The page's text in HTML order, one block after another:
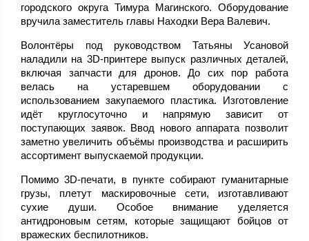
городского округа Тимура Магинского. Оборудование
вручила заместитель главы Находки Вера Валевич.
Волонтёры под руководством Татьяны Усановой
наладили на 3D-принтере выпуск различных деталей,
включая запчасти для дронов. До сих пор работа
велась на устаревшем оборудовании с
использованием закупаемого пластика. Изготовление
идёт круглосуточно и напрямую зависит от
поступающих заявок. Ввод нового аппарата позволит
заметно увеличить объёмы производства и расширить
ассортимент выпускаемой продукции.
Помимо 3D-печати, в пункте собирают гуманитарные
грузы, плетут маскировочные сети, изготавливают
сухие души. Особое внимание уделяется
антидроновым сетям, которые защищают бойцов от
вражеских беспилотников.